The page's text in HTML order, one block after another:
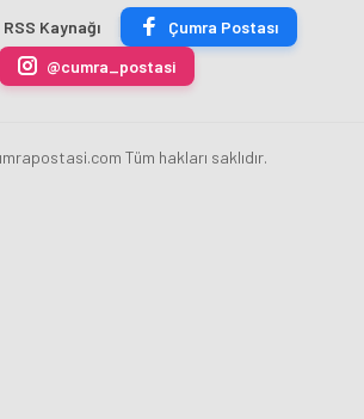
Fatih
Karahan
oldu
uygulamasını
kaldırdı
erdi
RSS Kaynağı
Çumra Postası
@cumra_postasi
Tüm hakları saklıdır.